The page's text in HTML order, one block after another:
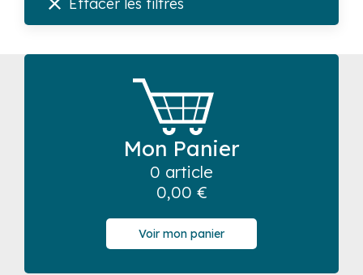
Mon Panier
0 article
0,00 €
Voir mon panier